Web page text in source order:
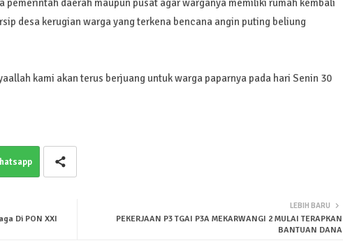
desa kerugian warga yang terkena bencana angin puting beliung
kami akan terus berjuang untuk warga paparnya pada hari Senin 30
LEBIH BARU
PEKERJAAN P3 TGAI P3A MEKARWANGI 2 MULAI TERAPKAN
BANTUAN DANA
Di PON XXI